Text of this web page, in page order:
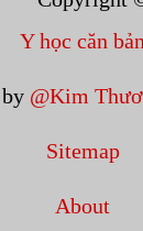
Y học căn
@Kim
Sitemap
About